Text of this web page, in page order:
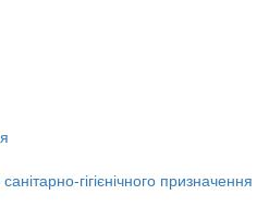
гігієнічного призначення